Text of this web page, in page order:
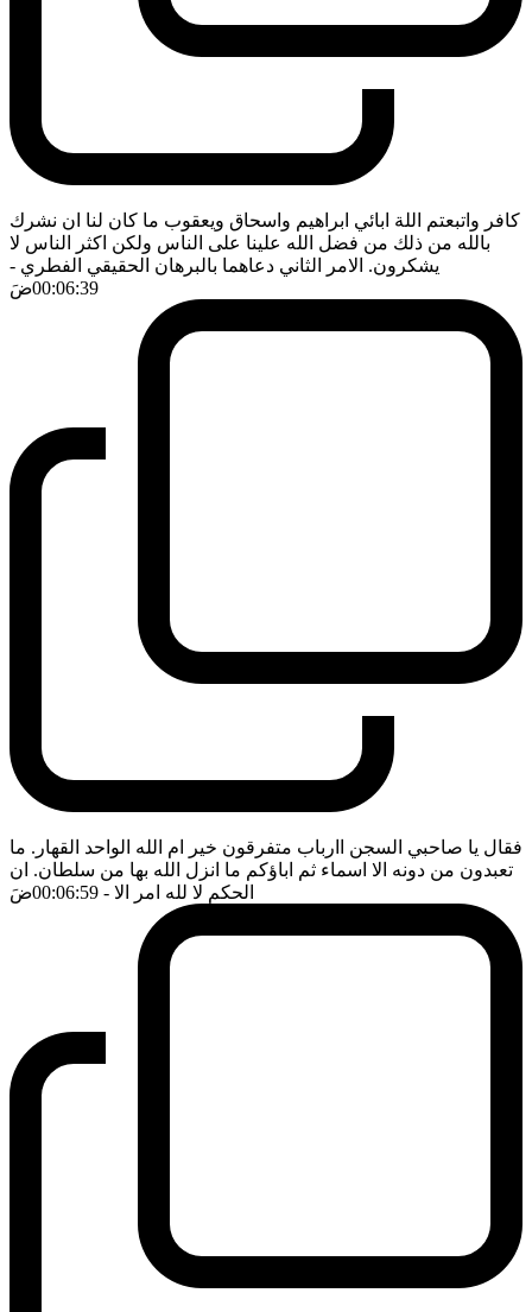
كافر واتبعتم اللة ابائي ابراهيم واسحاق ويعقوب ما كان لنا ان نشرك
بالله من ذلك من فضل الله علينا على الناس ولكن اكثر الناس لا
يشكرون. الامر الثاني دعاهما بالبرهان الحقيقي الفطري -
00:06:39ضَ
فقال يا صاحبي السجن اارباب متفرقون خير ام الله الواحد القهار. ما
تعبدون من دونه الا اسماء ثم اباؤكم ما انزل الله بها من سلطان. ان
الحكم لا لله امر الا - 00:06:59 ضَ